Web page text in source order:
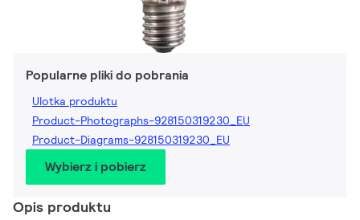
Popularne pliki do pobrania
Ulotka produktu
Product-Photographs-928150319230_EU
Product-Diagrams-928150319230_EU
Wybierz i pobierz
Opis produktu